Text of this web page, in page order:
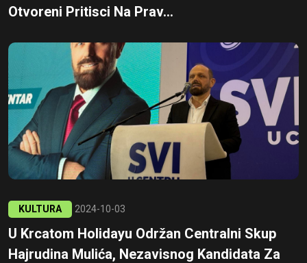
Otvoreni Pritisci Na Prav...
KULTURA 2024-10-03
U Krcatom Holidayu Održan Centralni Skup
Hajrudina Mulića, Nezavisnog Kandidata Za